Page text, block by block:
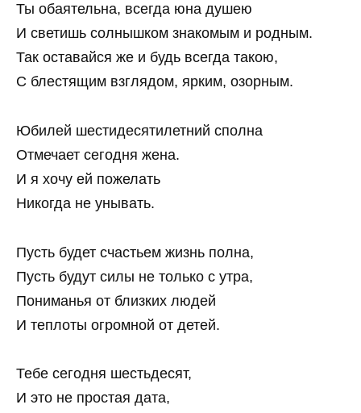
Ты обаятельна, всегда юна душею
И светишь солнышком знакомым и родным.
Так оставайся же и будь всегда такою,
С блестящим взглядом, ярким, озорным.
Юбилей шестидесятилетний сполна
Отмечает сегодня жена.
И я хочу ей пожелать
Никогда не унывать.
Пусть будет счастьем жизнь полна,
Пусть будут силы не только с утра,
Пониманья от близких людей
И теплоты огромной от детей.
Тебе сегодня шестьдесят,
И это не простая дата,